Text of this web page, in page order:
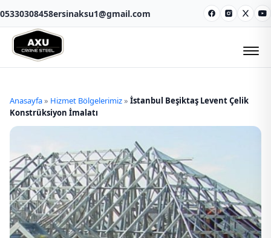
05330308458ersinaksu1@gmail.com Facebook
Instagram
X
Anasayfa» Hizmet Bölgelerimiz» İstanbul Beşiktaş Levent Çelik
Konstrüksiyon İmalatı